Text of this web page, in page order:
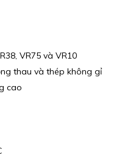
VR75 và VR10
thau và thép không gỉ
cao